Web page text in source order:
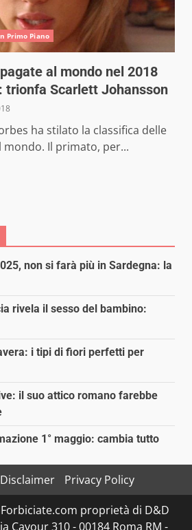
Primo Piano
al mondo nel 2018
trionfa Scarlett Johansson
ha stilato la classifica delle
Il primato, per...
non si farà più in Sardegna: la
rivela il sesso del bambino:
i tipi di fiori perfetti per
il suo attico romano farebbe
1° maggio: cambia tutto
Disclaimer
Privacy Policy
proprietà di D&D
Cavour 310 - 00184 Roma RM -